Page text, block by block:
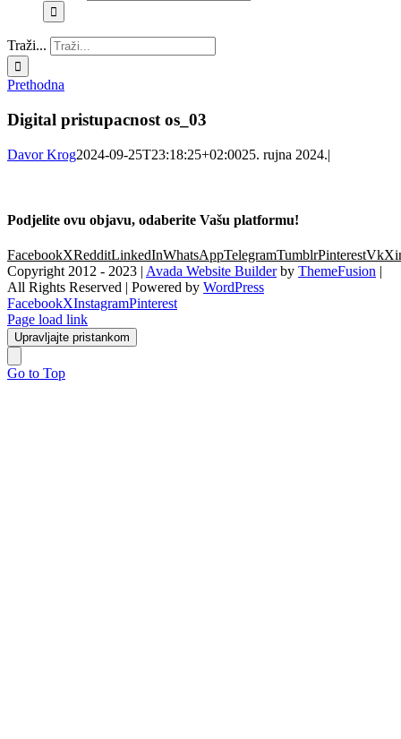
Traži...
Prethodna
Digital pristupacnost os_03
Davor Krog2024-09-25T23:18:25+02:0025. rujna 2024.|
Podjelite ovu objavu, odaberite Vašu platformu!
FacebookXRedditLinkedInWhatsAppTelegramTumblrPinterestVk
Copyright 2012 - 2023 | Avada Website Builderby ThemeFusion |
All Rights Reserved | Powered by WordPress
FacebookXInstagramPinterest
Page load link
Upravljajte pristankom
Go to Top